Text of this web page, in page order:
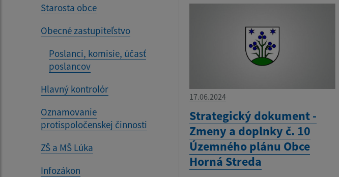
Starosta obce
Obecné zastupiteľstvo
Poslanci, komisie, účasť
poslancov
Hlavný kontrolór
Oznamovanie
protispoločenskej činnosti
ZŠ a MŠ Lúka
Infozákon
17.06.2024
Strategický dokument -
Zmeny a doplnky č. 10
Územného plánu Obce
Horná Streda